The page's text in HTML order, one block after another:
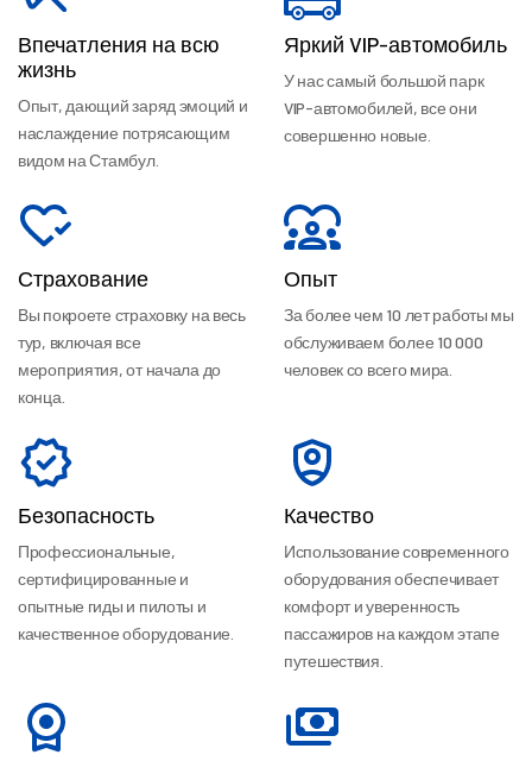
Впечатления на всю
жизнь
Опыт, дающий заряд эмоций и
наслаждение потрясающим
видом на Стамбул.
Яркий VIP-автомобиль
У нас самый большой парк
VIP-автомобилей, все они
совершенно новые.
Страхование
Вы покроете страховку на весь
тур, включая все
мероприятия, от начала до
конца.
Опыт
За более чем 10 лет работы мы
обслуживаем более 10 000
человек со всего мира.
Безопасность
Профессиональные,
сертифицированные и
опытные гиды и пилоты и
качественное оборудование.
Качество
Использование современного
оборудования обеспечивает
комфорт и уверенность
пассажиров на каждом этапе
путешествия.